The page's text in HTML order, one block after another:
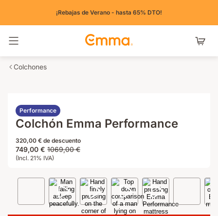
¡Rebajas de Verano - hasta 65% DTO!
Colchones
Performance
Colchón Emma Performance
320,00 € de descuento
Precio
749,00 €
749,00 € Precio
original
1069,00 €
(Incl. 21% IVA)